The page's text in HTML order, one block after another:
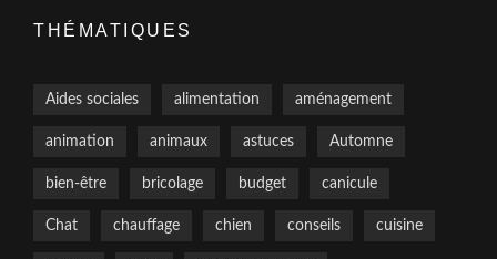
THÉMATIQUES
Aides sociales alimentation aménagement
animation animaux astuces Automne
bien-être bricolage budget canicule
Chat chauffage chien conseils cuisine